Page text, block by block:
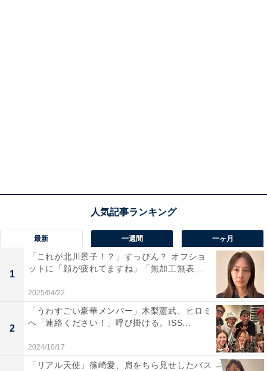
最新 一週間 一ヶ月
1
「これが北川景子！？」すっぴん？ オフショ
ットに「顔が疲れてますね」「無加工無表...
2025/04/22
2
「うわすごい豪華メンバー」木梨憲武、ヒロミ
へ「連絡ください！」呼び掛ける。ISS...
2024/10/17
「リアル天使」篠崎愛、肩をちら見せしたバス